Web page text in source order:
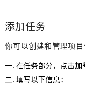
添加任务
你可以创建和管理项目
在任务部分，点击加
填写以下信息：